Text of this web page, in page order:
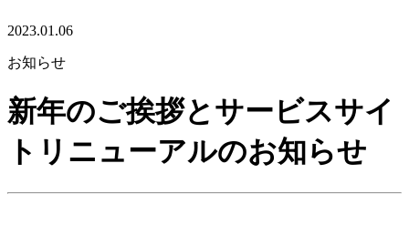
2023.01.06
お知らせ
新年のご挨拶とサービスサイ
トリニューアルのお知らせ